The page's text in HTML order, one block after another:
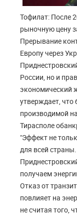
Тофилат: После
рыночную цену
Прерывание
Европу через
России, но и
экономический
утверждает, что
производимой
Тирасполе
"Эффект не
для всей
получаем
Отказ от
повлияет на
не считая того,